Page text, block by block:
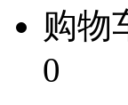
购物
0